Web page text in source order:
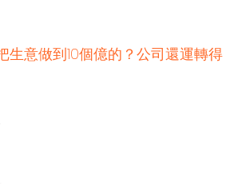
意做到10個億的？公司還運轉得